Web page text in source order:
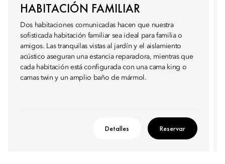
HABITACIÓN FAMILIAR
Dos habitaciones comunicadas hacen que nuestra
sofisticada habitación familiar sea ideal para familia o
amigos. Las tranquilas vistas al jardín y el aislamiento
acústico aseguran una estancia reparadora, mientras que
cada habitación está configurada con una cama king o
camas twin y un amplio baño de mármol.
Detalles Reservar